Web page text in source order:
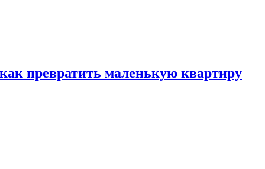
превратить маленькую квартиру